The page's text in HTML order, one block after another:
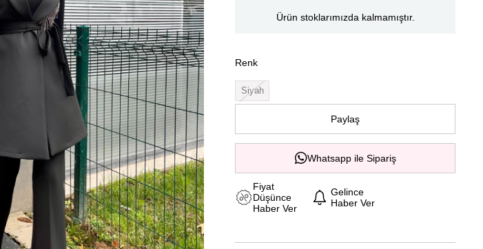
Ürün stoklarımızda kalmamıştır.
Renk
Siyah
Paylaş
Whatsapp ile Sipariş
Fiyat
Düşünce
Haber Ver
Gelince
Haber Ver